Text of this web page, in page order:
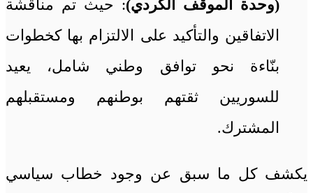
(وحدة الموقف الكردي): حيث تم مناقشة
الاتفاقين والتأكيد على الالتزام بها كخطوات
بنّاءة نحو توافق وطني شامل، يعيد
للسوريين ثقتهم بوطنهم ومستقبلهم
المشترك.
يكشف كل ما سبق عن وجود خطاب سياسي